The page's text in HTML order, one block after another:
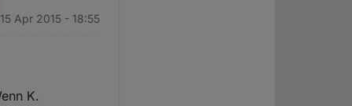
Apr 2015 - 18:55
K.